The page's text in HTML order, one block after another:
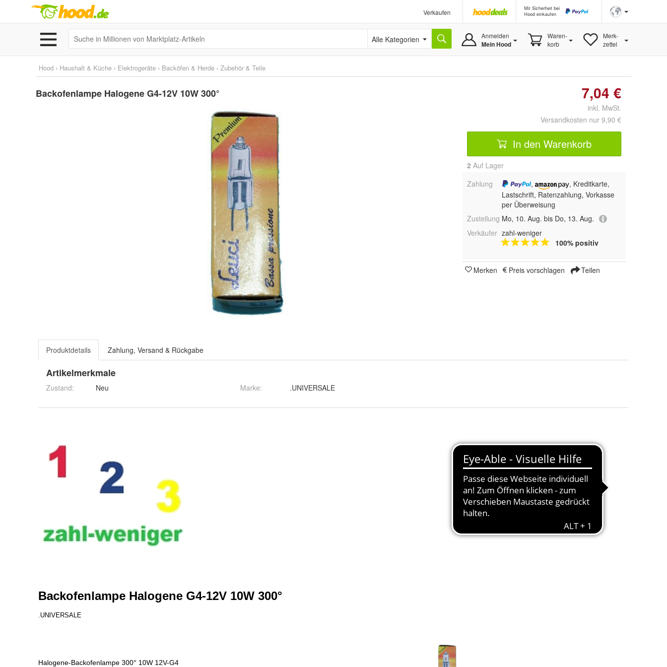
Verkaufen
Mit Sicherheit bei
Hood einkaufen
Alle Kategorien Anmelden
Mein Hood
Waren-
korb
Merk-
zettel
Hood › Haushalt & Küche › Elektrogeräte › Backöfen & Herde › Zubehör & Teile
Backofenlampe Halogene G4-12V 10W 300° 7,04 €
inkl. MwSt.
Versandkosten nur 9,90 €
In den Warenkorb
2 Auf Lager
Zahlung
,
, Kreditkarte,
Lastschrift, Ratenzahlung, Vorkasse
per Überweisung
Zustellung Mo, 10. Aug. bis Do, 13. Aug.
Verkäufer zahl-weniger
100% positiv
Merken Preis vorschlagen Teilen
Produktdetails Zahlung, Versand & Rückgabe
Artikelmerkmale
Zustand: Neu Marke: .UNIVERSALE